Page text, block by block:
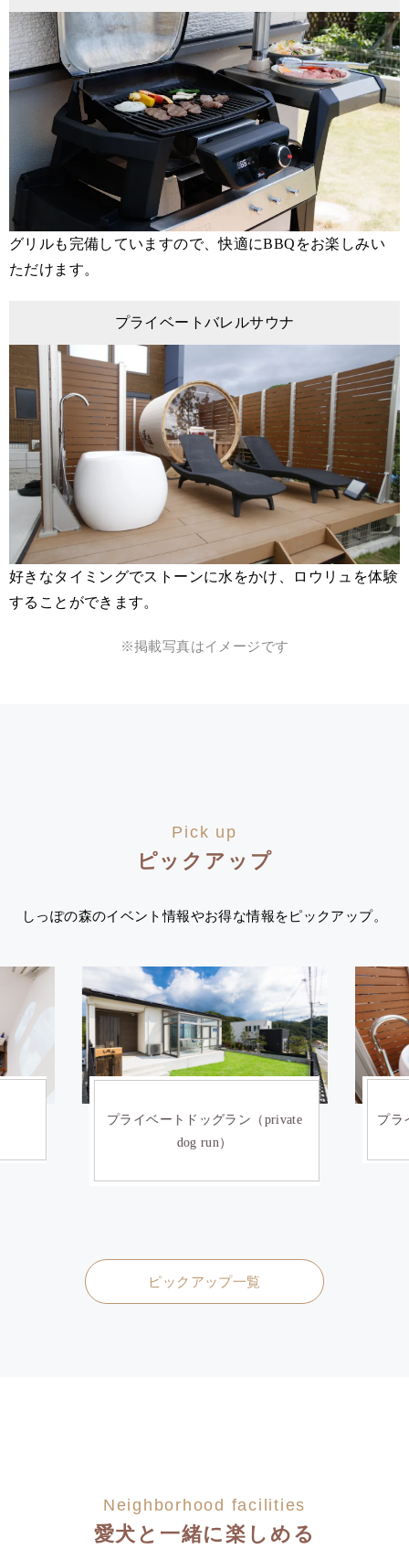
グリルも完備していますので、快適にBBQをお楽しみい
ただけます。
プライベートバレルサウナ
好きなタイミングでストーンに水をかけ、ロウリュを体験
することができます。
※掲載写真はイメージです
Pick up
ピックアップ
しっぽの森のイベント情報やお得な情報をピックアップ。
プライベートサウナ(private sauna) イン
ピックアップ一覧
Neighborhood facilities
愛犬と一緒に楽しめる